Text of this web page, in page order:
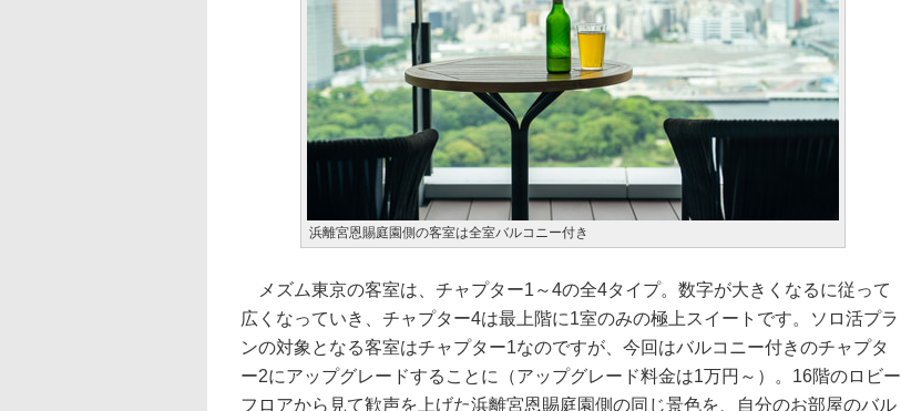
浜離宮恩賜庭園側の客室は全室バルコニー付き
メズム東京の客室は、チャプター1～4の全4タイプ。数字が大きくなるに従って
広くなっていき、チャプター4は最上階に1室のみの極上スイートです。ソロ活プラ
ンの対象となる客室はチャプター1なのですが、今回はバルコニー付きのチャプタ
ー2にアップグレードすることに（アップグレード料金は1万円～）。16階のロビー
フロアから見て歓声を上げた浜離宮恩賜庭園側の同じ景色を、自分のお部屋のバル